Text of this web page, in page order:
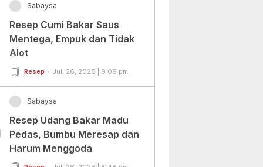
Sabaysa
Resep Cumi Bakar Saus
Mentega, Empuk dan Tidak
Alot
Resep Juli 26, 2026 | 9:09 pm
Sabaysa
Resep Udang Bakar Madu
Pedas, Bumbu Meresap dan
Harum Menggoda